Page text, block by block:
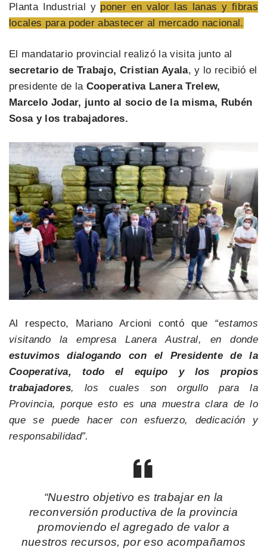
Planta Industrial y poner en valor las lanas y fibras
locales para poder abastecer al mercado nacional.
El mandatario provincial realizó la visita junto al
secretario de Trabajo, Cristian Ayala, y lo recibió el
presidente de la Cooperativa Lanera Trelew,
Marcelo Jodar, junto al socio de la misma, Rubén
Sosa y los trabajadores.
Al respecto, Mariano Arcioni contó que “estamos
visitando la empresa Lanera Austral, en donde
estuvimos dialogando con el Presidente de la
Cooperativa, todo el equipo y los propios
trabajadores, los cuales son orgullo para la
Provincia, porque esto es una muestra clara de lo
que se puede hacer con esfuerzo, dedicación y
responsabilidad”.
“Nuestro objetivo es trabajar en la
reconversión productiva de la provincia
promoviendo el agregado de valor a
nuestros recursos, por eso acompañamos